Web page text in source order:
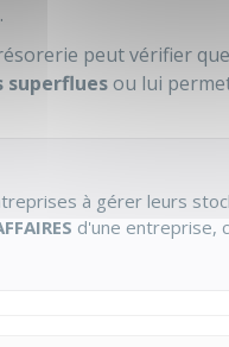
peut vérifier
superfluesou lui
à gérer leurs
d'une entreprise,